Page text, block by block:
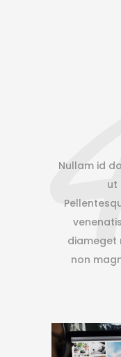
Nullam id
ut
diameget
non